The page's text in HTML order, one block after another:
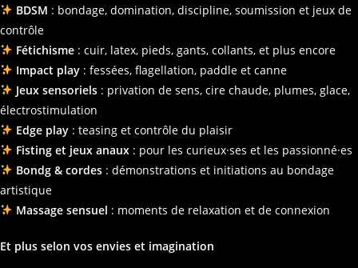
BDSM : bondage, domination, discipline, soumission et jeux de
contrôle
Fétichisme: cuir, latex, pieds, gants, collants, et plus encore
Impact play: fessées, flagellation, paddle et canne
Jeux sensoriels: privation de sens, cire chaude, plumes, glace,
électrostimulation
Edge play: teasing et contrôle du plaisir
Fisting et jeux anaux: pour les curieux·ses et les passionné·es
Bondg & cordes: démonstrations et initiations au bondage
artistique
Massage sensuel : moments de relaxation et de connexion
Et plus selon vos envies et imagination